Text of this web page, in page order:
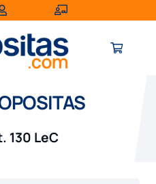
130 LeC